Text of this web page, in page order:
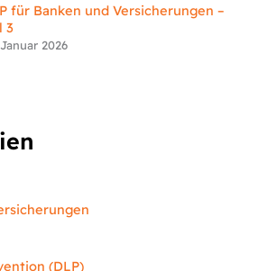
für Banken und Versicherungen –
3
2026
(DLP)